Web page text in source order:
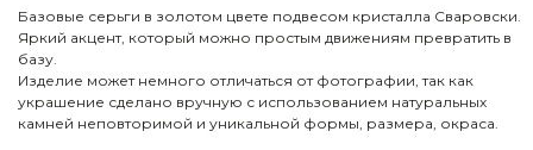
Базовые серьги в золотом цвете подвесом кристалла Сваровски.
Яркий акцент, который можно простым движениям превратить в
базу.
Изделие может немного отличаться от фотографии, так как
украшение сделано вручную с использованием натуральных
камней неповторимой и уникальной формы, размера, окраса.